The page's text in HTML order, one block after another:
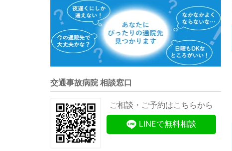
交通事故病院 相談窓口
ご相談・ご予約はこちらから
LINEで無料相談